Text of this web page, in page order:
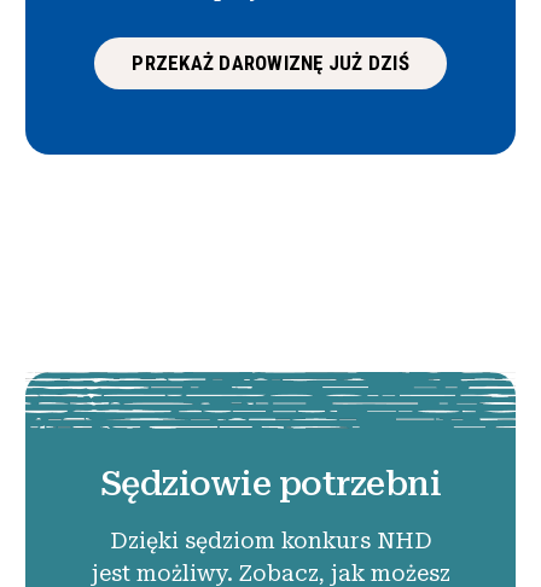
PRZEKAŻ DAROWIZNĘ JUŻ DZIŚ
Sędziowie potrzebni
Dzięki sędziom konkurs NHD
jest możliwy. Zobacz, jak możesz